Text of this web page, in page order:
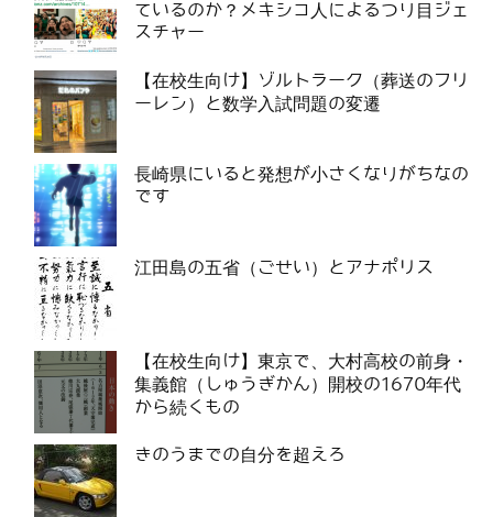
ているのか？メキシコ人によるつり目ジェ
スチャー
【在校生向け】ゾルトラーク（葬送のフリ
ーレン）と数学入試問題の変遷
長崎県にいると発想が小さくなりがちなの
です
江田島の五省（ごせい）とアナポリス
【在校生向け】東京で、大村高校の前身・
集義館（しゅうぎかん）開校の1670年代
から続くもの
きのうまでの自分を超えろ